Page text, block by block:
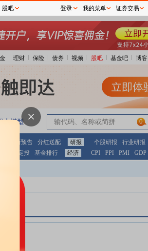
理财 保险 债券 视频 股吧 基金吧 博客
大模型 0
最新预告 分红送配 研报 个股研报 行业研报
基金定投 基金排行 经济 CPI PPI PMI GDP
股吧 登录 我的菜单 证券交易